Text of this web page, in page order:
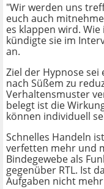
"Wir werden uns
euch auch
es klappen wird.
kündigte sie im
an.
Ziel der Hypnose
nach Süßem zu
Verhaltensmuster
belegt ist die
können individuell
Schnelles Handeln
verfetten mehr und
Bindegewebe als
gegenüber RTL. Ist
Aufgaben nicht